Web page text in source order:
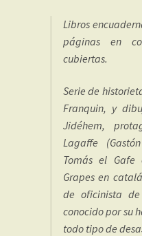
Libros
páginas en
cubiertas.
Serie de
Franquin, y
Jidéhem,
Lagaffe
Tomás el Gafe
Grapes en
de oficinista
conocido por su
todo tipo de